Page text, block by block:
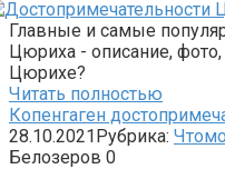
Главные и самые
Цюриха - описание,
Цюрихе?
Читать полностью
Копенгаген
28.10.2021Рубрика:
Белозеров 0